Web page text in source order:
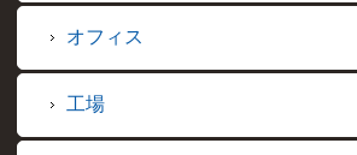
オフィス
工場